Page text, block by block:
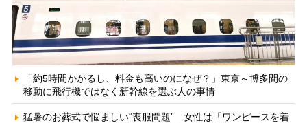
「約5時間かかるし、料金も高いのになぜ？」東京～博多間の
移動に飛行機ではなく新幹線を選ぶ人の事情
猛暑のお葬式で悩ましい“喪服問題” 女性は「ワンピースを着